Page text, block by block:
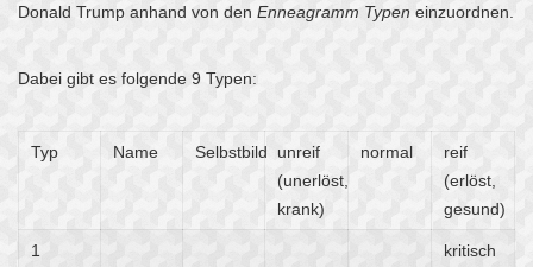
Donald Trump anhand von den Enneagramm Typen einzuordnen.
Dabei gibt es folgende 9 Typen:
Typ Name Selbstbild
unreif
(unerlöst,
krank)
normal
reif
(erlöst,
gesund)
1
kritisch